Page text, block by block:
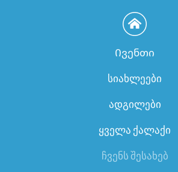
Ივენთი
სიახლეები
ადგილები
ყველა ქალაქი
ჩვენს შესახებ